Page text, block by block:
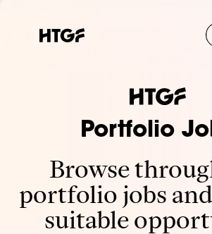
Portfolio
Browse
portfolio jobs
suitable